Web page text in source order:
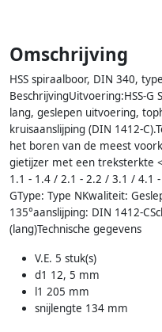
Omschrijving
HSS spiraalboor, DIN 340,
BeschrijvingUitvoering:HSS-
lang, geslepen uitvoering,
kruisaanslijping (DIN 1412-
het boren van de meest
gietijzer met een treksterkte
1.1 - 1.4 / 2.1 - 2.2 / 3.1 / 4.1
GType: Type NKwaliteit:
135°aanslijping: DIN 1412-
(lang)Technische gegevens
V.E. 5 stuk(s)
d1 12, 5 mm
l1 205 mm
snijlengte 134 mm